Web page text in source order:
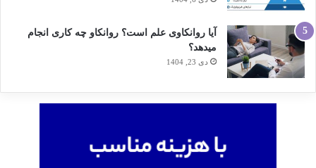
آیا روانکاوی علم است؟ روانکاو چه کاری انجام
میدهد؟
دی 23, 1404